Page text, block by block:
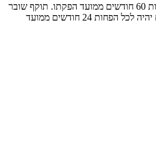
תוקף שובר כספי הינו לכל הפחות 60 חודשים ממועד הפקתו. תוקף שובר
לרכישת מוצר או שירות מסויים יהיה לכל הפחות 24 חודשים ממועד